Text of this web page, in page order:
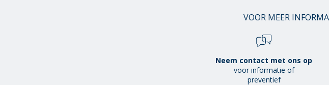
VOOR MEER
Neem contact met ons op
voor informatie of
preventief